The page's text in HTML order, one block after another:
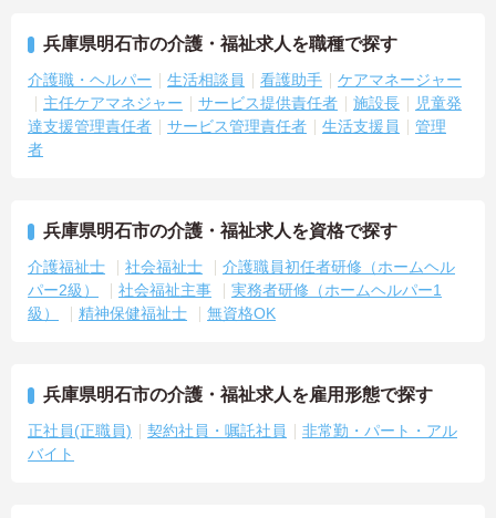
兵庫県明石市の介護・福祉求人を職種で探す
介護職・ヘルパー 生活相談員 看護助手
ケアマネージャー
主任ケアマネジャー
サービス提供責任者 施設長
児童発
達支援管理責任者
サービス管理責任者 生活支援員
管理
者
兵庫県明石市の介護・福祉求人を資格で探す
介護福祉士 社会福祉士
介護職員初任者研修（ホームヘル
パー2級）
社会福祉主事
実務者研修（ホームヘルパー1
級）
精神保健福祉士 無資格OK
兵庫県明石市の介護・福祉求人を雇用形態で探す
正社員(正職員) 契約社員・嘱託社員
非常勤・パート・アル
バイト